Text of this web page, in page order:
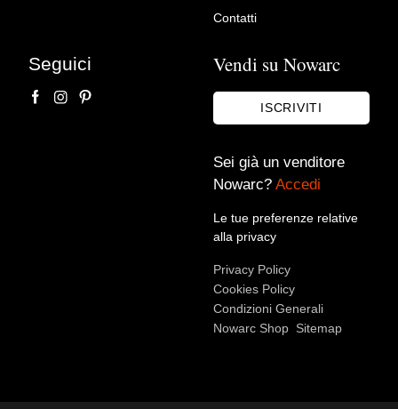
– Pezzo di design anni ’70,
Max Vintage
Accetto le condizioni sullaprivacy policy
Voglio rimanere aggiornato sulle ultime novità.
Contatti
Seguici Vendi su Nowarc
ISCRIVITI
Sei già un venditore
Nowarc? Accedi
Le tue preferenze relative
alla privacy
Privacy Policy
Cookies Policy
Condizioni Generali
Nowarc Shop Sitemap